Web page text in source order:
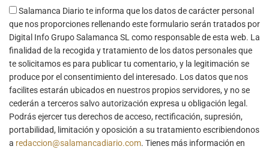
Salamanca Diario te informa que los datos de carácter personal
que nos proporciones rellenando este formulario serán tratados por
Digital Info Grupo Salamanca SL como responsable de esta web. La
finalidad de la recogida y tratamiento de los datos personales que
te solicitamos es para publicar tu comentario, y la legitimación se
produce por el consentimiento del interesado. Los datos que nos
facilites estarán ubicados en nuestros propios servidores, y no se
cederán a terceros salvo autorización expresa u obligación legal.
Podrás ejercer tus derechos de acceso, rectificación, supresión,
portabilidad, limitación y oposición a su tratamiento escribiendonos
a redaccion@salamancadiario.com. Tienes más información en